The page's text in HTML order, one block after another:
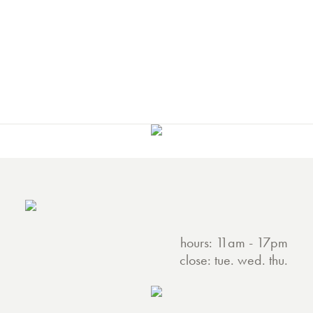
hours: 11am - 17pm
close: tue. wed. thu.